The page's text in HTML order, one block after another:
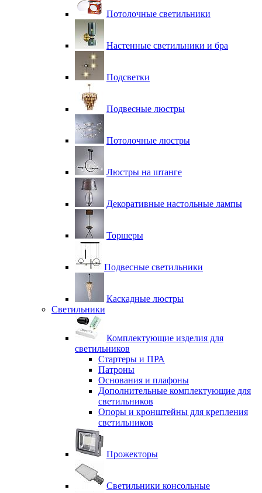
Потолочные светильники
Настенные светильники и бра
Подсветки
Подвесные люстры
Потолочные люстры
Люстры на штанге
Декоративные настольные лампы
Торшеры
Подвесные светильники
Каскадные люстры
Светильники
Комплектующие изделия для
светильников
Стартеры и ПРА
Патроны
Основания и плафоны
Дополнительные комплектующие для
светильников
Опоры и кронштейны для крепления
светильников
Прожекторы
Светильники консольные